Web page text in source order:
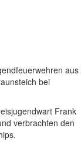
aus
bei
Frank
verbrachten den